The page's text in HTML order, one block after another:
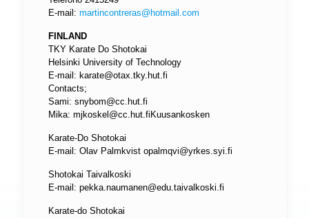
E-mail: martincontreras@hotmail.com
FINLAND
TKY Karate Do Shotokai
Helsinki University of Technology
E-mail: karate@otax.tky.hut.fi
Contacts;
Sami: snybom@cc.hut.fi
Mika: mjkoskel@cc.hut.fiKuusankosken
Karate-Do Shotokai
E-mail: Olav Palmkvist opalmqvi@yrkes.syi.fi
Shotokai Taivalkoski
E-mail: pekka.naumanen@edu.taivalkoski.fi
Karate-do Shotokai